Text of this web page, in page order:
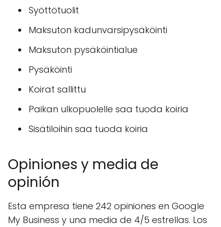
Syöttötuolit
Maksuton kadunvarsipysäköinti
Maksuton pysäköintialue
Pysäköinti
Koirat sallittu
Paikan ulkopuolelle saa tuoda koiria
Sisätiloihin saa tuoda koiria
Opiniones y media de
opinión
Esta empresa tiene 242 opiniones en Google
My Business y una media de 4/5 estrellas. Los